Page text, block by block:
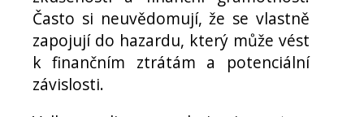
Často si neuvědomují, že se vlastně
zapojují do hazardu, který může vést
k finančním ztrátám a potenciální
závislosti.